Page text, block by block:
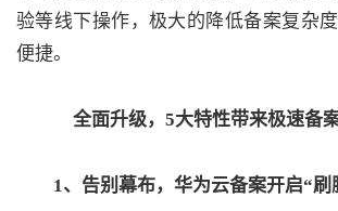
我
客
论
的
我
者
我
支
的
我
验等线下操作，极大的降低备案复杂度
便捷。
全面升级，5大特性带来极速备
1、告别幕布，华为云备案开启“刷